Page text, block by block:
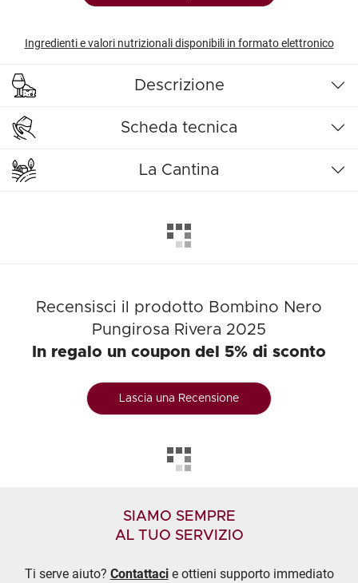
Ingredienti e valori nutrizionali disponibili in formato elettronico
Descrizione
Scheda tecnica
La Cantina
Recensisci il prodotto Bombino Nero
Pungirosa Rivera 2025
In regalo un coupon del 5% di sconto
Lascia una Recensione
SIAMO SEMPRE
AL TUO SERVIZIO
Ti serve aiuto? Contattacie ottieni supporto immediato